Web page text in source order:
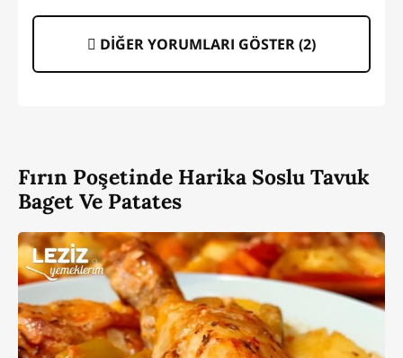
DİĞER YORUMLARI GÖSTER (2)
Fırın Poşetinde Harika Soslu Tavuk
Baget Ve Patates